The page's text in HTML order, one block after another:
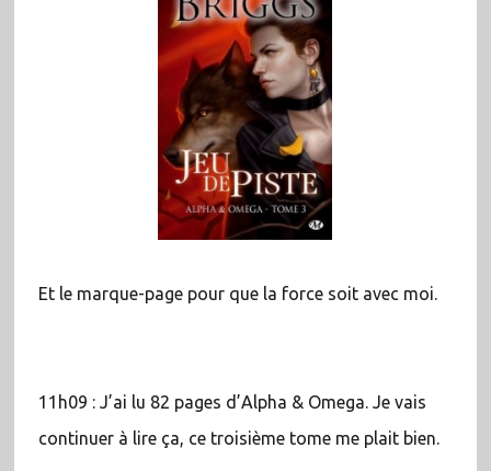
Et le marque-page pour que la force soit avec moi.
11h09 : J’ai lu 82 pages d’Alpha & Omega. Je vais
continuer à lire ça, ce troisième tome me plait bien.